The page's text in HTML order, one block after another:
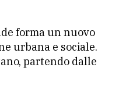
forma un nuovo
urbana e sociale.
partendo dalle